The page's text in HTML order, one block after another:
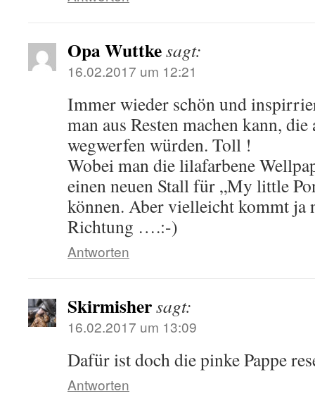
Opa Wuttkesagt:
16.02.2017 um 12:21
Immer wieder schön und
man aus Resten machen kann,
wegwerfen würden. Toll !
Wobei man die lilafarbene
einen neuen Stall für „My little
können. Aber vielleicht kommt ja
Richtung ….:-)
Antworten
Skirmishersagt:
16.02.2017 um 13:09
Dafür ist doch die pinke Pappe
Antworten